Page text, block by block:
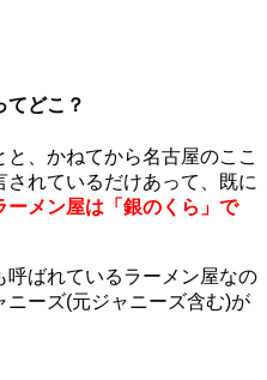
てどこ？
、かねてから名古屋のここ
れているだけあって、既に
ーメン屋は「銀のくら」で
呼ばれているラーメン屋なの
ーズ(元ジャニーズ含む)が